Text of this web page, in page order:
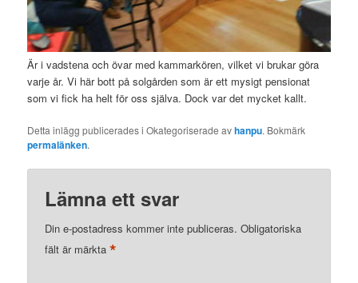
Är i vadstena och övar med kammarkören, vilket vi brukar göra
varje år. Vi här bott på solgården som är ett mysigt pensionat
som vi fick ha helt för oss själva. Dock var det mycket kallt.
Detta inlägg publicerades i Okategoriserade avhanpu. Bokmärk
permalänken.
Lämna ett svar
Din e-postadress kommer inte publiceras. Obligatoriska
fält är märkta*